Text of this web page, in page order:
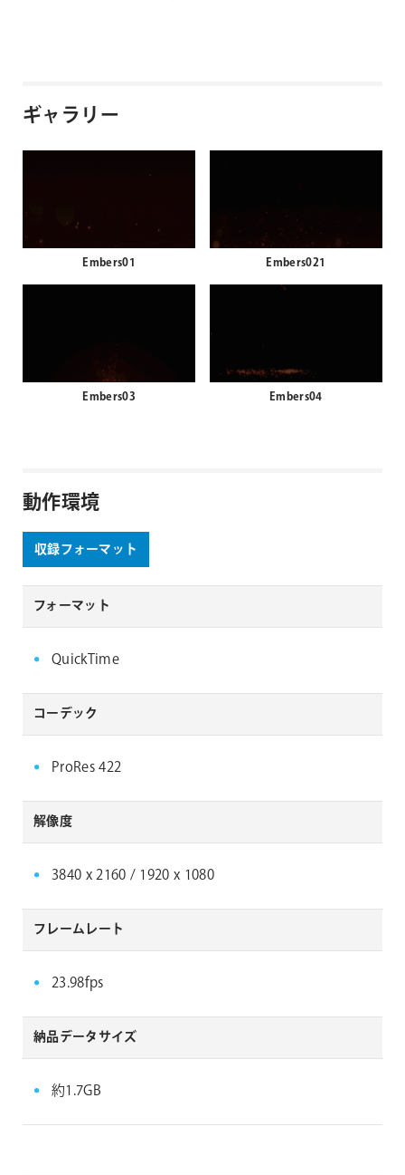
ギャラリー
Embers01 Embers021
Embers03 Embers04
動作環境
収録フォーマット
フォーマット
QuickTime
コーデック
ProRes 422
解像度
3840 x 2160 / 1920 x 1080
フレームレート
23.98fps
納品データサイズ
約1.7GB